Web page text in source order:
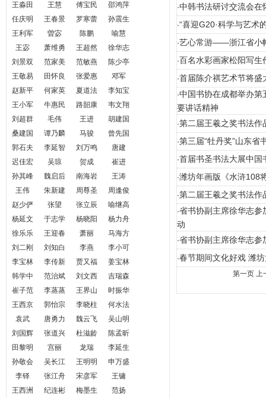
王淼田
王慧 傅宝民
邵鸿萍
任庆明
王春景 罗寒蕾
孙震生
王利军
曽宓 陈鹏
喻慧
王宓
萧维勇 王超然
徐华志
刘景双
范家美 范敏燕
陈少亭
王敬易
田怀良 张爱惠
邓军
赵新平
何家英 夏道法
李知宝
王小军
牛惠民 路韶康
韦文翔
刘超群
毛伟 王进
胡建国
桑建国
谭乃麟 马骏
曾先国
郭石夫
李延智 刘万鸣
唐建
迟佳宏
吴琼 贺成
崔进
孙其峰
魏启后 南海岩
王涛
王伟
朱新建 周尊圣
周逢俊
赵少俨
张望 张立辰
喻继高
杨延文
于志学 杨晓阳
杨力舟
徐乐乐
王迎春 萧丽
马海方
刘二刚
刘知白 李燕
李小可
李宝林
李传新 贾又福
姜宝林
韩学中
范治斌 刘文西
吉瑞森
崔子范
李蒸蒸 王界山
时振华
王西京
郭怡宗 李晓柱
何水法
袁武
唐勇力 魏云飞
吴山明
刘国辉
张道兴 杜滋龄
陈孟昕
田黎明
宫丽 龙瑞
李延生
孙敬会
吴长江 王明明
申万盛
李铎
张江舟 宋彦军
王镛
王西洲
纪连彬 梅墨生
范扬
·中韩书法研讨交流会在
·“喜迎G20·科学与艺
·艺心常游——浙江省小
·百名水彩画家松阳写生
·首届陈介祺艺术节将盛
·中国书协在成都举办
要讲话精神
·第二届王羲之奖书法作
·第三届“牡丹奖”山东省
·首届书圣书法大展中国
·潍坊年画版《水浒108
·第二届王羲之奖书法作
·省书协副主席徐华志
动
·省书协副主席徐华志
·春节期间文化好戏 潍
第一页 上